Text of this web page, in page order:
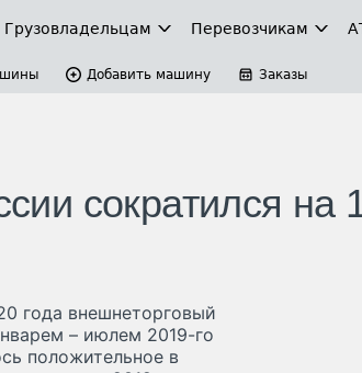
Грузовладельцам Перевозчикам
Добавить машину Заказы
сократился на
года внешнеторговый
– июлем 2019-го
положительное в